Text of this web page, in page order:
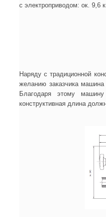
с электроприводом: ок. 9,6
Наряду с традиционной
желанию заказчика
Благодаря этому
конструктивная длина